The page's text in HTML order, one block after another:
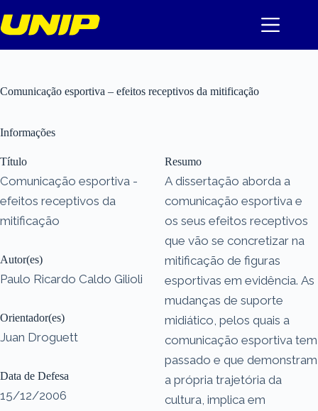
para
o
Comunicação esportiva – efeitos receptivos da mitificação
Informações
Título
Comunicação esportiva -
efeitos receptivos da
mitificação
Autor(es)
Paulo Ricardo Caldo Gilioli
Orientador(es)
Juan Droguett
Data de Defesa
15/12/2006
Resumo
A dissertação aborda a
comunicação esportiva e
os seus efeitos receptivos
que vão se concretizar na
mitificação de figuras
esportivas em evidência. As
mudanças de suporte
midiático, pelos quais a
comunicação esportiva tem
passado e que demonstram
a própria trajetória da
cultura, implica em